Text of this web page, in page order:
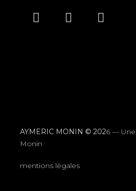
AYMERIC MONIN © 2026 —
Monin
mentions légales